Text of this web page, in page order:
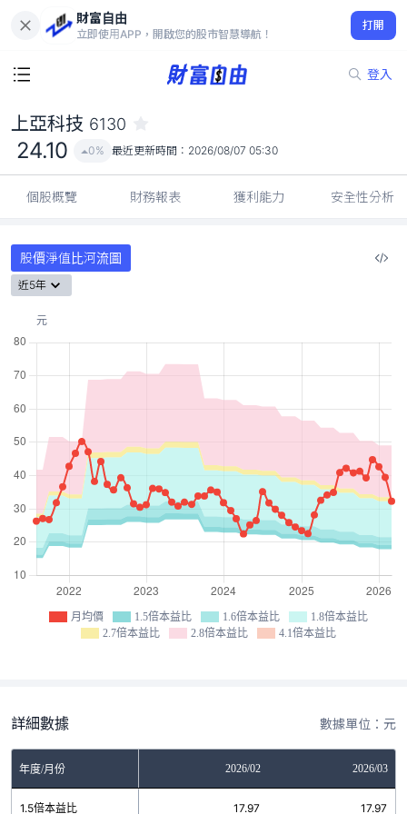
財富自由
立即使用APP，開啟您的股市智慧導航！
打開
登入
24.10
0%
上亞科技 6130
24.10 0% 最近更新時間： 2026/08/07 05:30
個股概覽 財務報表 獲利能力 安全性分析
股價淨值比河流圖
近5年
月均價 1.5倍本益比 1.6倍本益比
1.8倍本益比
2.7倍本益比
2.8倍本益比 4.1倍本益比
詳細數據 數據單位：元
年度/月份 2026/02 2026/03
1.5倍本益比 17.97 17.97